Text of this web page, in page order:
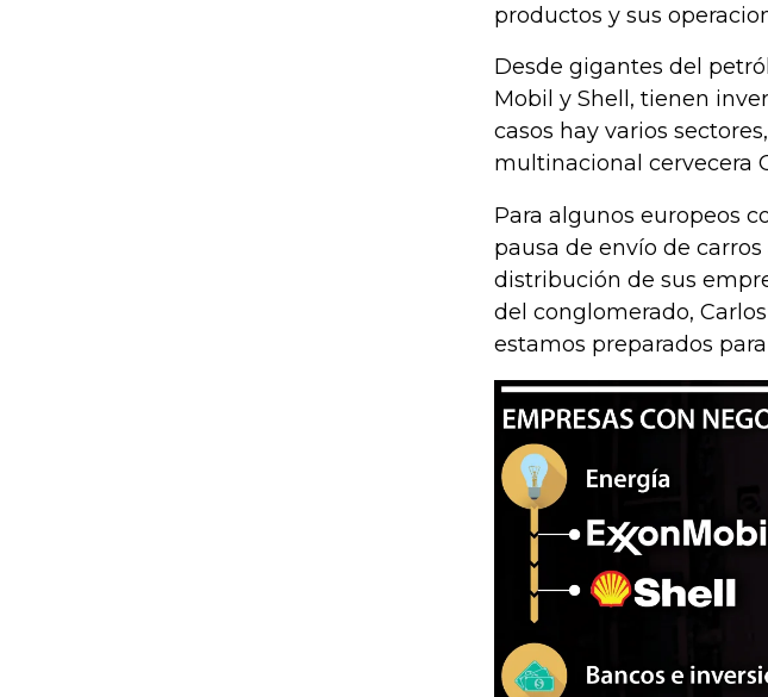
productos y sus
Desde gigantes del
Mobil y Shell, tienen
casos hay varios
multinacional cervecera
Para algunos europeos
pausa de envío de
distribución de sus
del conglomerado,
estamos preparados